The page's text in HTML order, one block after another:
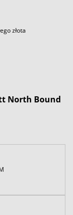
złota
North Bound